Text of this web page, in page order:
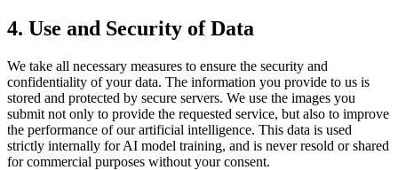
4. Use and Security of Data
We take all necessary measures to ensure the security and
confidentiality of your data. The information you provide to us is
stored and protected by secure servers. We use the images you
submit not only to provide the requested service, but also to improve
the performance of our artificial intelligence. This data is used
strictly internally for AI model training, and is never resold or shared
for commercial purposes without your consent.